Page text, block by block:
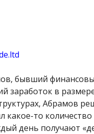
бывший
заработок в
Абрамов
какое-то
день получают